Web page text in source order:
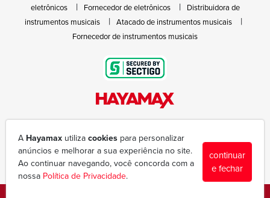
eletrônicos
Fornecedor de eletrônicos
Distribuidora de
instrumentos musicais
Atacado de instrumentos musicais
Fornecedor de instrumentos musicais
(43) 3377-6600
hayamax@hayamax.com.br
Segunda à sexta das 8:00 às 18:00
A Hayamax utiliza cookies para personalizar
anúncios e melhorar a sua experiência no site.
Ao continuar navegando, você concorda com a
nossa Política de Privacidade.
continuar
e fechar